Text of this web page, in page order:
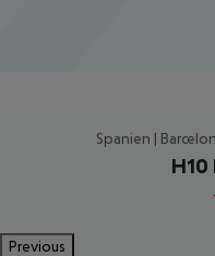
Spanien |
H10
Previous